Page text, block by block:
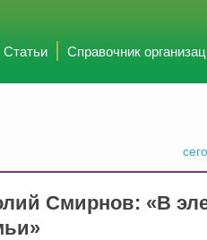
Статьи Справочник
Смирнов: «В